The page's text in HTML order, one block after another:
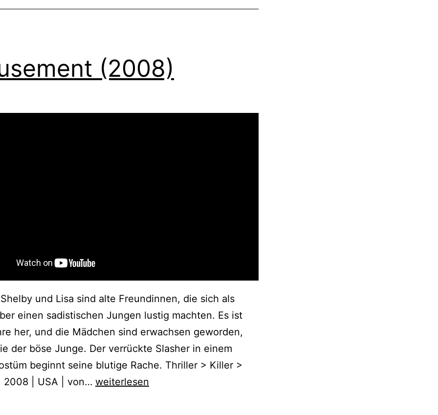
(2008)
und Lisa sind alte Freundinnen, die sich als
einen sadistischen Jungen lustig machten. Es ist
her, und die Mädchen sind erwachsen geworden,
der böse Junge. Der verrückte Slasher in einem
beginnt seine blutige Rache. Thriller > Killer >
2008 | USA | von… Amusement
weiterlesen